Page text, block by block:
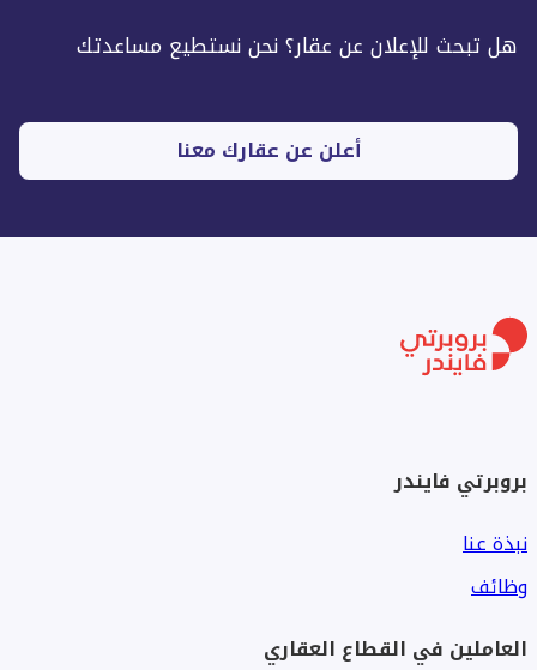
هل تبحث للإعلان عن عقار؟ نحن نستطيع مساعدتك
أعلن عن عقارك معنا
بروبرتي فايندر
نبذة عنا
وظائف
العاملين في القطاع العقاري